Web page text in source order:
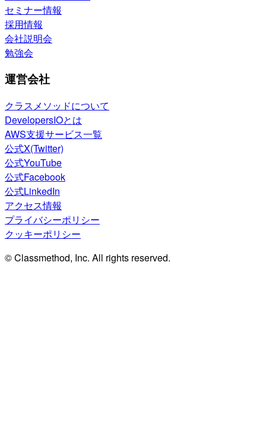
セミナー情報
採用情報
会社説明会
勉強会
運営会社
クラスメソッドについて
DevelopersIOとは
AWS支援サービス一覧
公式X(Twitter)
公式YouTube
公式Facebook
公式LinkedIn
アクセス情報
プライバシーポリシー
クッキーポリシー
© Classmethod, Inc. All rights reserved.